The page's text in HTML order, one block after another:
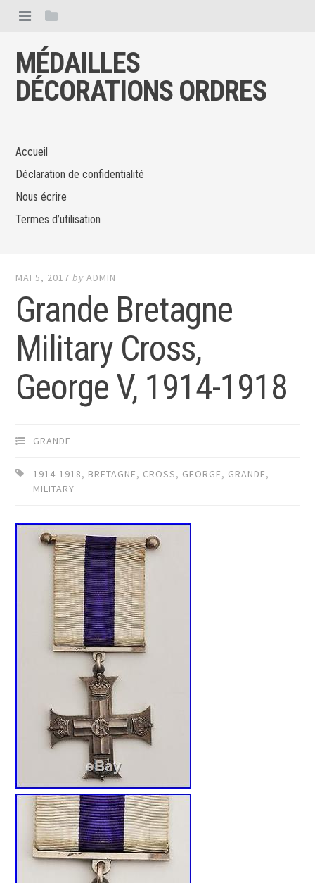
MÉDAILLES
DÉCORATIONS ORDRES
Accueil
Déclaration de confidentialité
Nous écrire
Termes d’utilisation
MAI 5, 2017 byADMIN
Grande Bretagne
Military Cross,
George V, 1914-1918
GRANDE
1914-1918, BRETAGNE, CROSS, GEORGE, GRANDE,
MILITARY